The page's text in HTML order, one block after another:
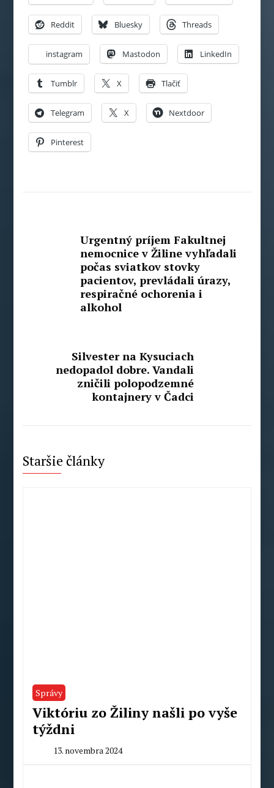
Reddit Bluesky Threads
instagram Mastodon LinkedIn
Tumblr X Tlačiť
Telegram X Nextdoor
Pinterest
Urgentný príjem Fakultnej
nemocnice v Žiline vyhľadali
počas sviatkov stovky
pacientov, prevládali úrazy,
respiračné ochorenia i
alkohol
Silvester na Kysuciach
nedopadol dobre. Vandali
zničili polopodzemné
kontajnery v Čadci
Staršie články
Správy
Viktóriu zo Žiliny našli po vyše
týždni
13. novembra 2024